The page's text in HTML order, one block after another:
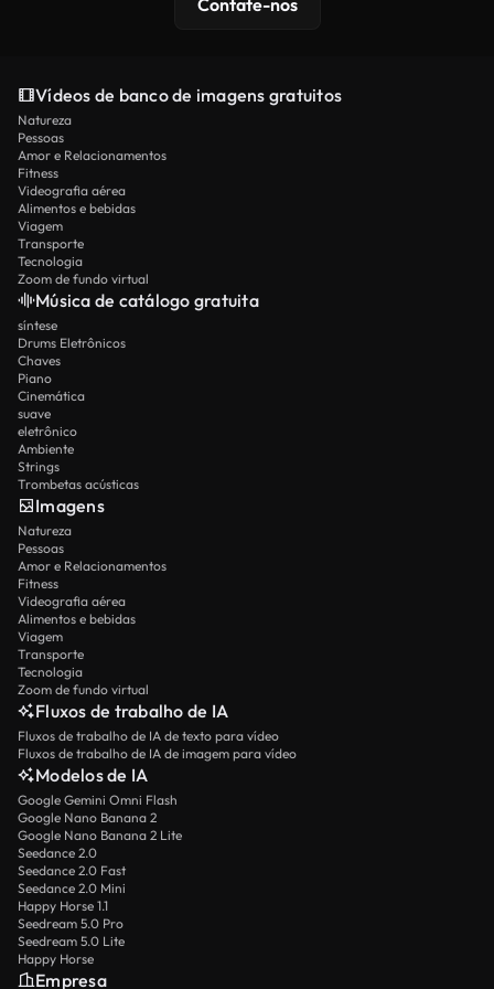
Contate-nos
Vídeos de banco de imagens gratuitos
Natureza
Pessoas
Amor e Relacionamentos
Fitness
Videografia aérea
Alimentos e bebidas
Viagem
Transporte
Tecnologia
Zoom de fundo virtual
Música de catálogo gratuita
síntese
Drums Eletrônicos
Chaves
Piano
Cinemática
suave
eletrônico
Ambiente
Strings
Trombetas acústicas
Imagens
Natureza
Pessoas
Amor e Relacionamentos
Fitness
Videografia aérea
Alimentos e bebidas
Viagem
Transporte
Tecnologia
Zoom de fundo virtual
Fluxos de trabalho de IA
Fluxos de trabalho de IA de texto para vídeo
Fluxos de trabalho de IA de imagem para vídeo
Modelos de IA
Google Gemini Omni Flash
Google Nano Banana 2
Google Nano Banana 2 Lite
Seedance 2.0
Seedance 2.0 Fast
Seedance 2.0 Mini
Happy Horse 1.1
Seedream 5.0 Pro
Seedream 5.0 Lite
Happy Horse
Empresa